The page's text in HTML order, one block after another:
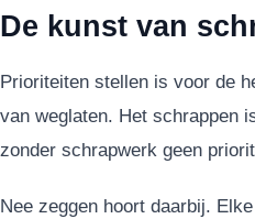
De kunst van
Prioriteiten stellen is voor de
van weglaten. Het schrappen
zonder schrapwerk geen
Nee zeggen hoort daarbij.